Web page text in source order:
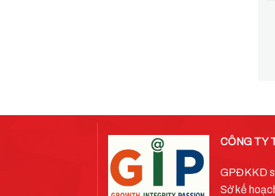
CÔNG TY
GPĐKKD
Sở kế